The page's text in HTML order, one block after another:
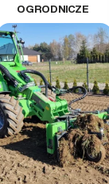
OGRODNICZE